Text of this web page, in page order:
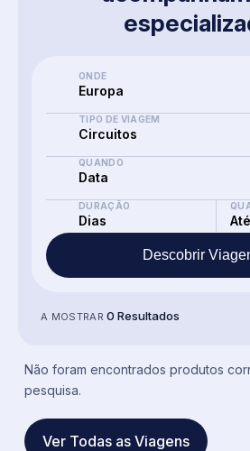
ONDE
Europa
TIPO DE VIAGEM
Circuitos
QUANDO
Data
DURAÇÃO
Dias
Descobrir
A MOSTRAR0 Resultados
Não foram encontrados produtos
pesquisa.
Ver Todas as Viagens